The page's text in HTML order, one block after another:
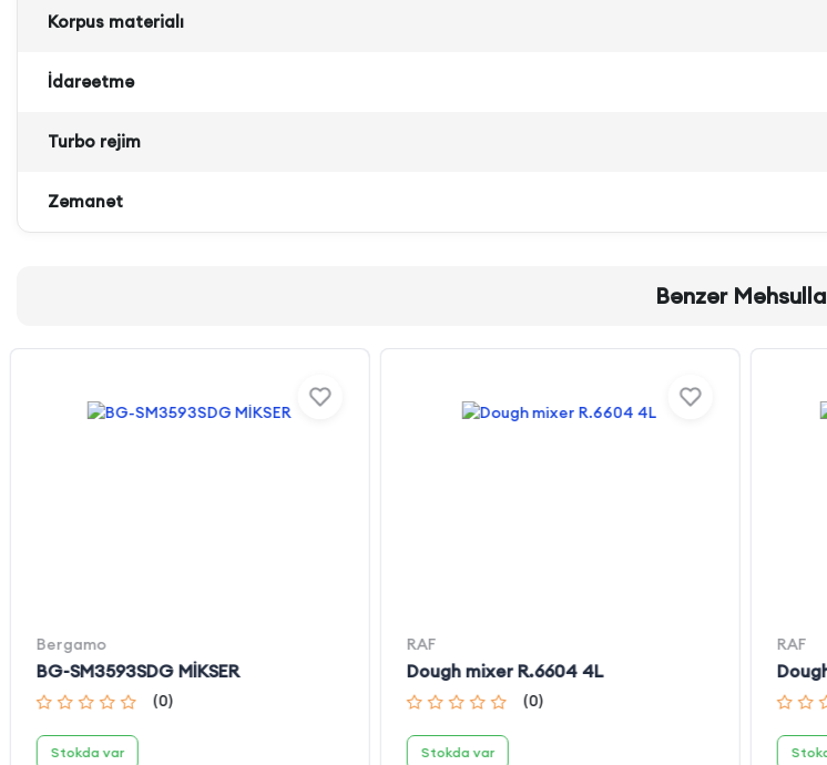
Korpus materialı
İdarəetmə
Turbo rejim
Zəmanət
Bənzər
Bergamo
BG-SM3593SDG MİKSER
(0)
Stokda var
RAF
Dough mixer R.6604 4L
(0)
Stokda var
RAF